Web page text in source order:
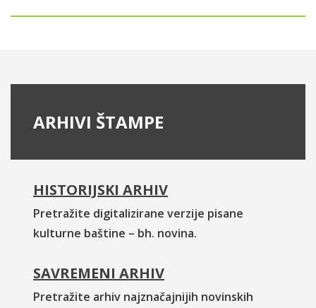
ARHIVI ŠTAMPE
HISTORIJSKI ARHIV
Pretražite digitalizirane verzije pisane
kulturne baštine – bh. novina.
SAVREMENI ARHIV
Pretražite arhiv najznačajnijih novinskih